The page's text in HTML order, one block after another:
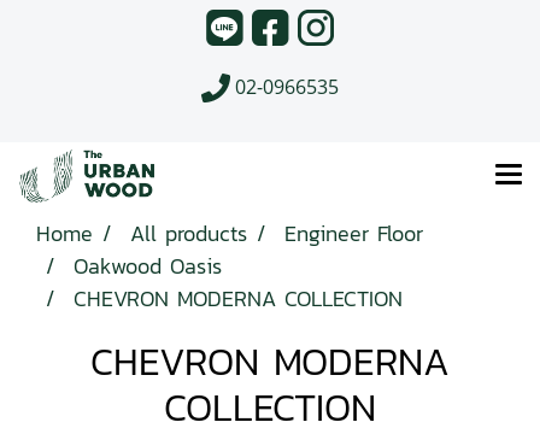
02-0966535
Home All products
Engineer Floor
Oakwood Oasis
CHEVRON MODERNA COLLECTION
CHEVRON MODERNA
COLLECTION